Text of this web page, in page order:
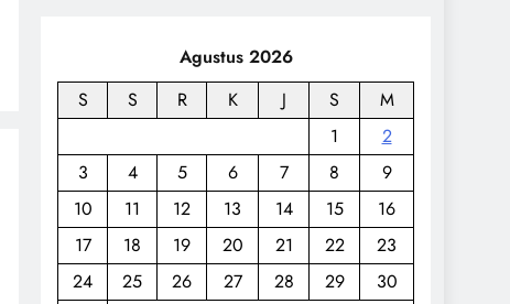
Agustus 2026
S
S R K J S
M
1
2
3
4 5 6 7 8
9
10
11 12 13 14 15
16
17
18 19 20 21 22
23
24
25 26 27 28 29
30